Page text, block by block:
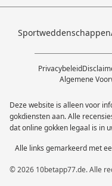
Sportweddenschappen
Privacybeleid
Algemene
Deze website is alleen voor
gokdiensten aan. Alle
dat online gokken legaal is in
Alle links gemarkeerd met
© 2026 10betapp77.de. Alle